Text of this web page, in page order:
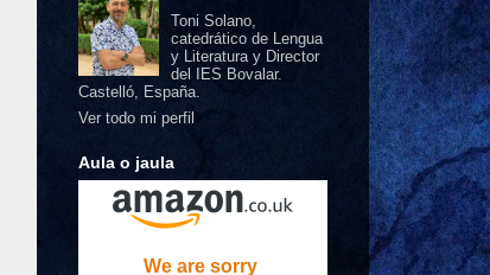
Toni Solano,
catedrático de Lengua
y Literatura y Director
del IES Bovalar.
Castelló, España.
Ver todo mi perfil
Aula o jaula